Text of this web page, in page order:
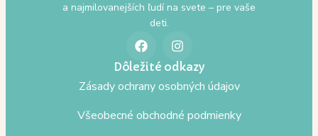
a najmilovanejších ľudí na svete – pre vaše
deti.
Dôležité odkazy
Zásady ochrany osobných údajov
Všeobecné obchodné podmienky